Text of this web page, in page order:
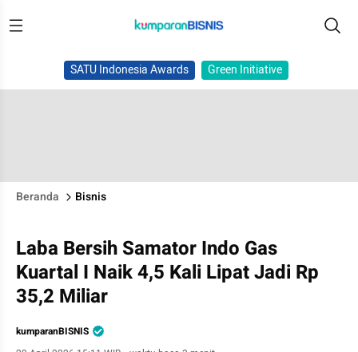
SATU Indonesia Awards Green Initiative
Beranda Bisnis
Laba Bersih Samator Indo Gas
Kuartal I Naik 4,5 Kali Lipat Jadi Rp
35,2 Miliar
kumparanBISNIS